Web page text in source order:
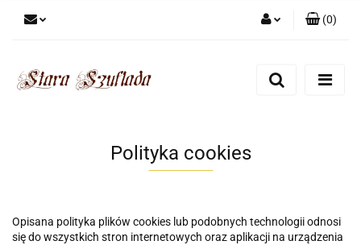
Zarejestruj się
(0)
Polityka cookies
Opisana polityka plików cookies lub podobnych technologii odnosi
się do wszystkich stron internetowych oraz aplikacji na urządzenia